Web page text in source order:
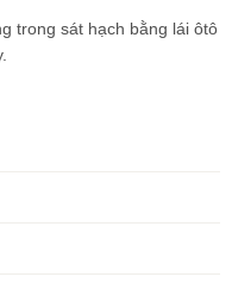
trong sát hạch bằng lái ôtô